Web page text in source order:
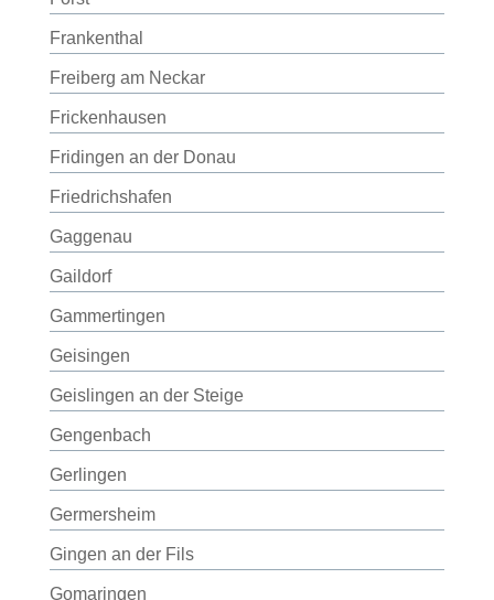
Frankenthal
Freiberg am Neckar
Frickenhausen
Fridingen an der Donau
Friedrichshafen
Gaggenau
Gaildorf
Gammertingen
Geisingen
Geislingen an der Steige
Gengenbach
Gerlingen
Germersheim
Gingen an der Fils
Gomaringen